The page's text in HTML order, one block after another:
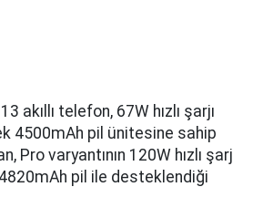
akıllı telefon, 67W hızlı şarjı
4500mAh pil ünitesine sahip
Pro varyantının 120W hızlı şarj
pil ile desteklendiği